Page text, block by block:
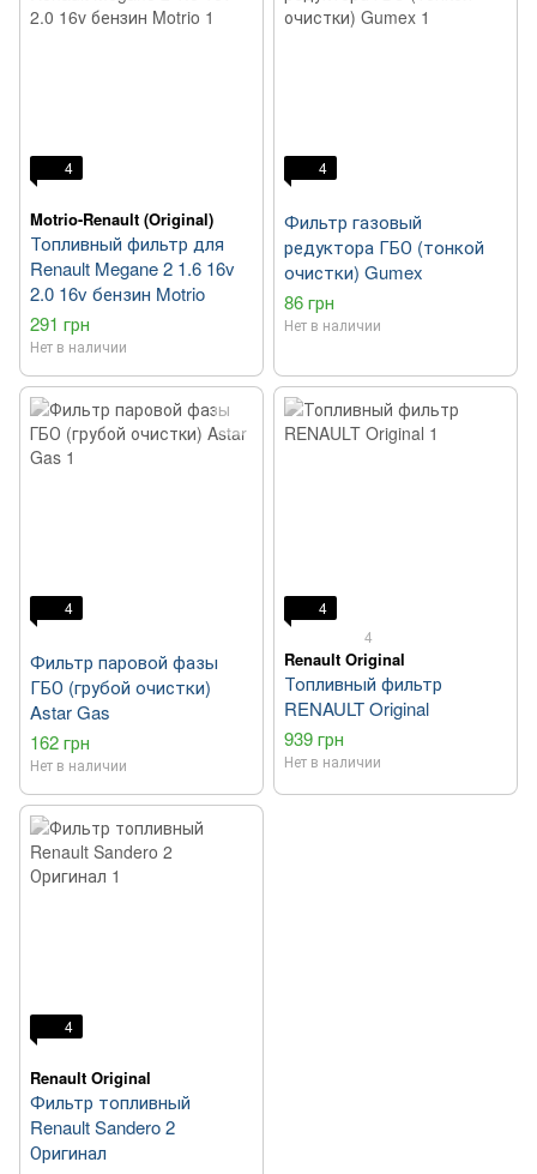
4
Motrio-Renault (Original)
Топливный фильтр для
Renault Megane 2 1.6 16v
2.0 16v бензин Motrio
291 грн
Нет в наличии
4
Фильтр газовый
редуктора ГБО (тонкой
очистки) Gumex
86 грн
Нет в наличии
4
Фильтр паровой фазы
ГБО (грубой очистки)
Astar Gas
162 грн
Нет в наличии
4
4
Renault Original
Топливный фильтр
RENAULT Original
939 грн
Нет в наличии
4
Renault Original
Фильтр топливный
Renault Sandero 2
Оригинал